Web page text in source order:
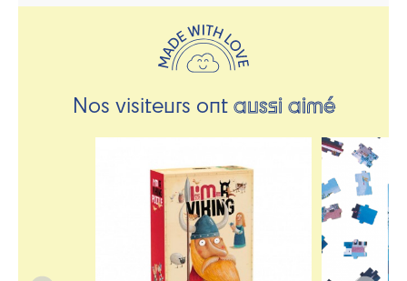
Nos visiteurs ontaussi aimé